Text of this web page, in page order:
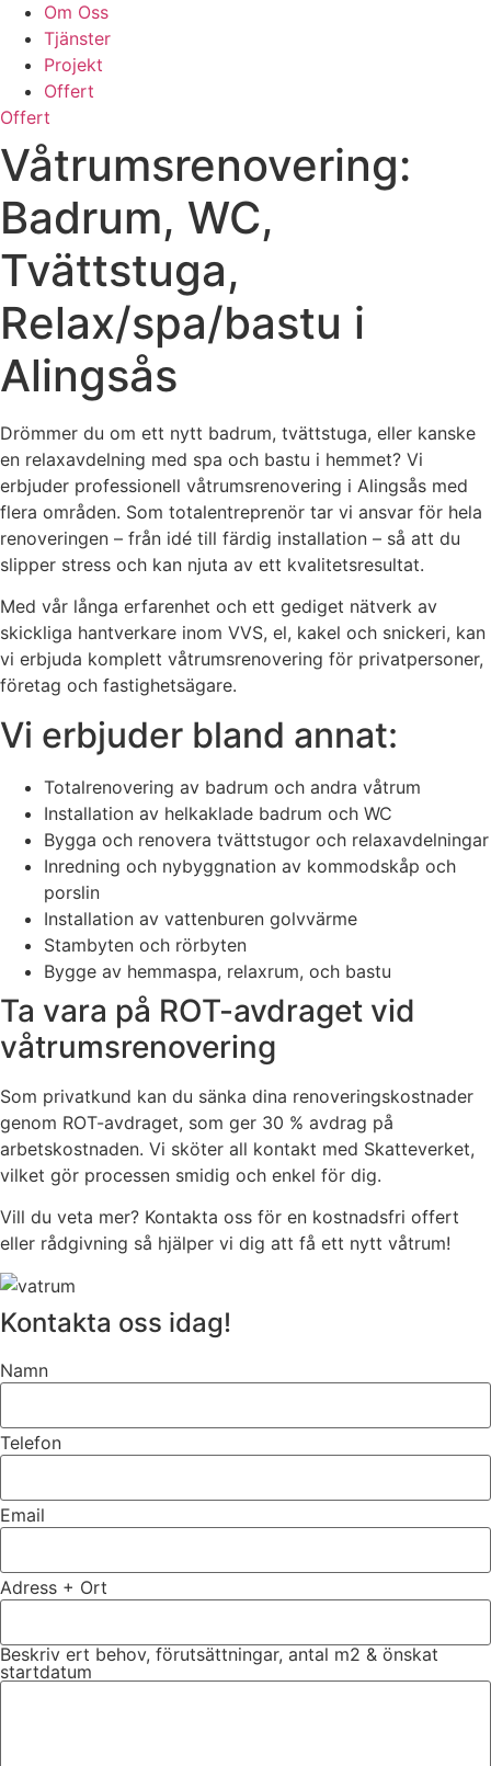
Om Oss
Tjänster
Projekt
Offert
Offert
Våtrumsrenovering:
Badrum, WC,
Tvättstuga,
Relax/spa/bastu i
Alingsås
Drömmer du om ett nytt badrum, tvättstuga, eller kanske
en relaxavdelning med spa och bastu i hemmet? Vi
erbjuder professionell våtrumsrenovering i Alingsås med
flera områden. Som totalentreprenör tar vi ansvar för hela
renoveringen – från idé till färdig installation – så att du
slipper stress och kan njuta av ett kvalitetsresultat.
Med vår långa erfarenhet och ett gediget nätverk av
skickliga hantverkare inom VVS, el, kakel och snickeri, kan
vi erbjuda komplett våtrumsrenovering för privatpersoner,
företag och fastighetsägare.
Vi erbjuder bland annat:
Totalrenovering av badrum och andra våtrum
Installation av helkaklade badrum och WC
Bygga och renovera tvättstugor och relaxavdelningar
Inredning och nybyggnation av kommodskåp och
porslin
Installation av vattenburen golvvärme
Stambyten och rörbyten
Bygge av hemmaspa, relaxrum, och bastu
Ta vara på ROT-avdraget vid
våtrumsrenovering
Som privatkund kan du sänka dina renoveringskostnader
genom ROT-avdraget, som ger 30 % avdrag på
arbetskostnaden. Vi sköter all kontakt med Skatteverket,
vilket gör processen smidig och enkel för dig.
Vill du veta mer? Kontakta oss för en kostnadsfri offert
eller rådgivning så hjälper vi dig att få ett nytt våtrum!
Kontakta oss idag!
Namn
Telefon
Email
Adress + Ort
Beskriv ert behov, förutsättningar, antal m2 & önskat
startdatum